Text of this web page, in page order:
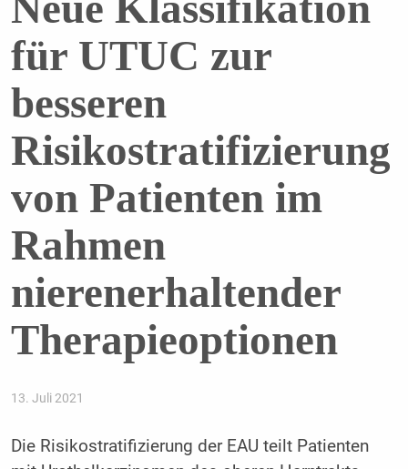
für UTUC zur
besseren
Risikostratifizierung
von Patienten im
Rahmen
nierenerhaltender
Therapieoptionen
13. Juli 2021
Die Risikostratifizierung der EAU teilt Patienten